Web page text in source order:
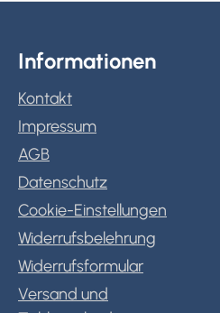
Informationen
Kontakt
Impressum
AGB
Datenschutz
Cookie-Einstellungen
Widerrufsbelehrung
Widerrufsformular
Versand und